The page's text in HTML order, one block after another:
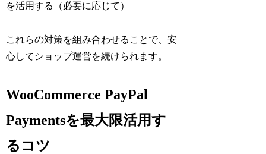
を活用する（必要に応じて）
これらの対策を組み合わせることで、安
心してショップ運営を続けられます。
WooCommerce PayPal
Paymentsを最大限活用す
るコツ